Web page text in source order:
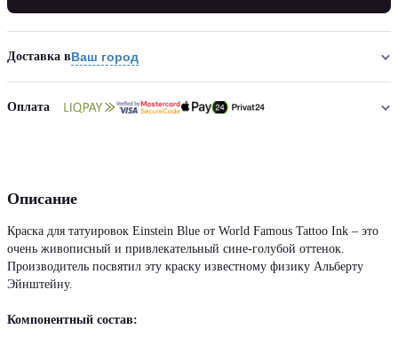
Доставка вВаш город
Оплата
Описание
Краска для татуировок Einstein Blue от World Famous Tattoo Ink – это
очень живописный и привлекательный сине-голубой оттенок.
Производитель посвятил эту краску известному физику Альберту
Эйнштейну.
Компонентный состав: